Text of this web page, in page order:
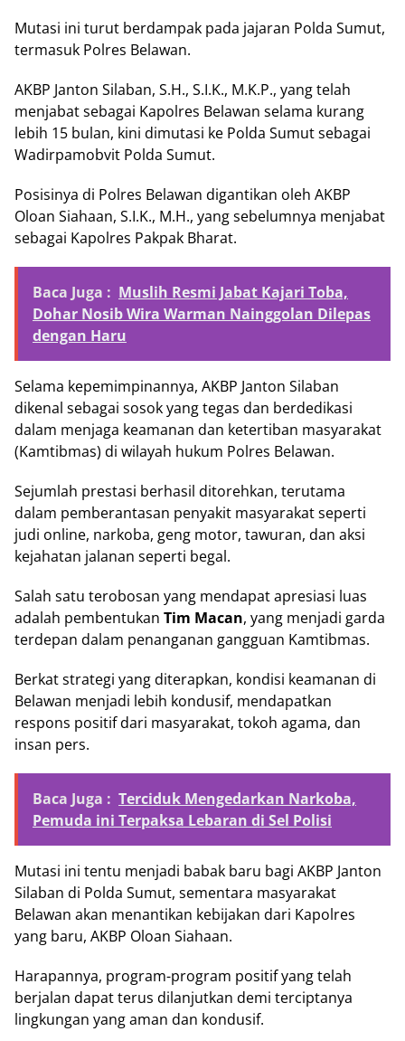
Mutasi ini turut berdampak pada jajaran Polda Sumut,
termasuk Polres Belawan.
AKBP Janton Silaban, S.H., S.I.K., M.K.P., yang telah
menjabat sebagai Kapolres Belawan selama kurang
lebih 15 bulan, kini dimutasi ke Polda Sumut sebagai
Wadirpamobvit Polda Sumut.
Posisinya di Polres Belawan digantikan oleh AKBP
Oloan Siahaan, S.I.K., M.H., yang sebelumnya menjabat
sebagai Kapolres Pakpak Bharat.
Baca Juga : Muslih Resmi Jabat Kajari Toba,
Dohar Nosib Wira Warman Nainggolan Dilepas
dengan Haru
Selama kepemimpinannya, AKBP Janton Silaban
dikenal sebagai sosok yang tegas dan berdedikasi
dalam menjaga keamanan dan ketertiban masyarakat
(Kamtibmas) di wilayah hukum Polres Belawan.
Sejumlah prestasi berhasil ditorehkan, terutama
dalam pemberantasan penyakit masyarakat seperti
judi online, narkoba, geng motor, tawuran, dan aksi
kejahatan jalanan seperti begal.
Salah satu terobosan yang mendapat apresiasi luas
adalah pembentukan Tim Macan, yang menjadi garda
terdepan dalam penanganan gangguan Kamtibmas.
Berkat strategi yang diterapkan, kondisi keamanan di
Belawan menjadi lebih kondusif, mendapatkan
respons positif dari masyarakat, tokoh agama, dan
insan pers.
Baca Juga : Terciduk Mengedarkan Narkoba,
Pemuda ini Terpaksa Lebaran di Sel Polisi
Mutasi ini tentu menjadi babak baru bagi AKBP Janton
Silaban di Polda Sumut, sementara masyarakat
Belawan akan menantikan kebijakan dari Kapolres
yang baru, AKBP Oloan Siahaan.
Harapannya, program-program positif yang telah
berjalan dapat terus dilanjutkan demi terciptanya
lingkungan yang aman dan kondusif.